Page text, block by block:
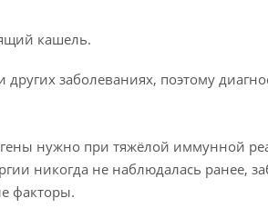
кашель.
заболеваниях, поэтому
нужно при тяжёлой иммунной
никогда не наблюдалась ранее,
факторы.